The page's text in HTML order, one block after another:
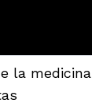
la medicina